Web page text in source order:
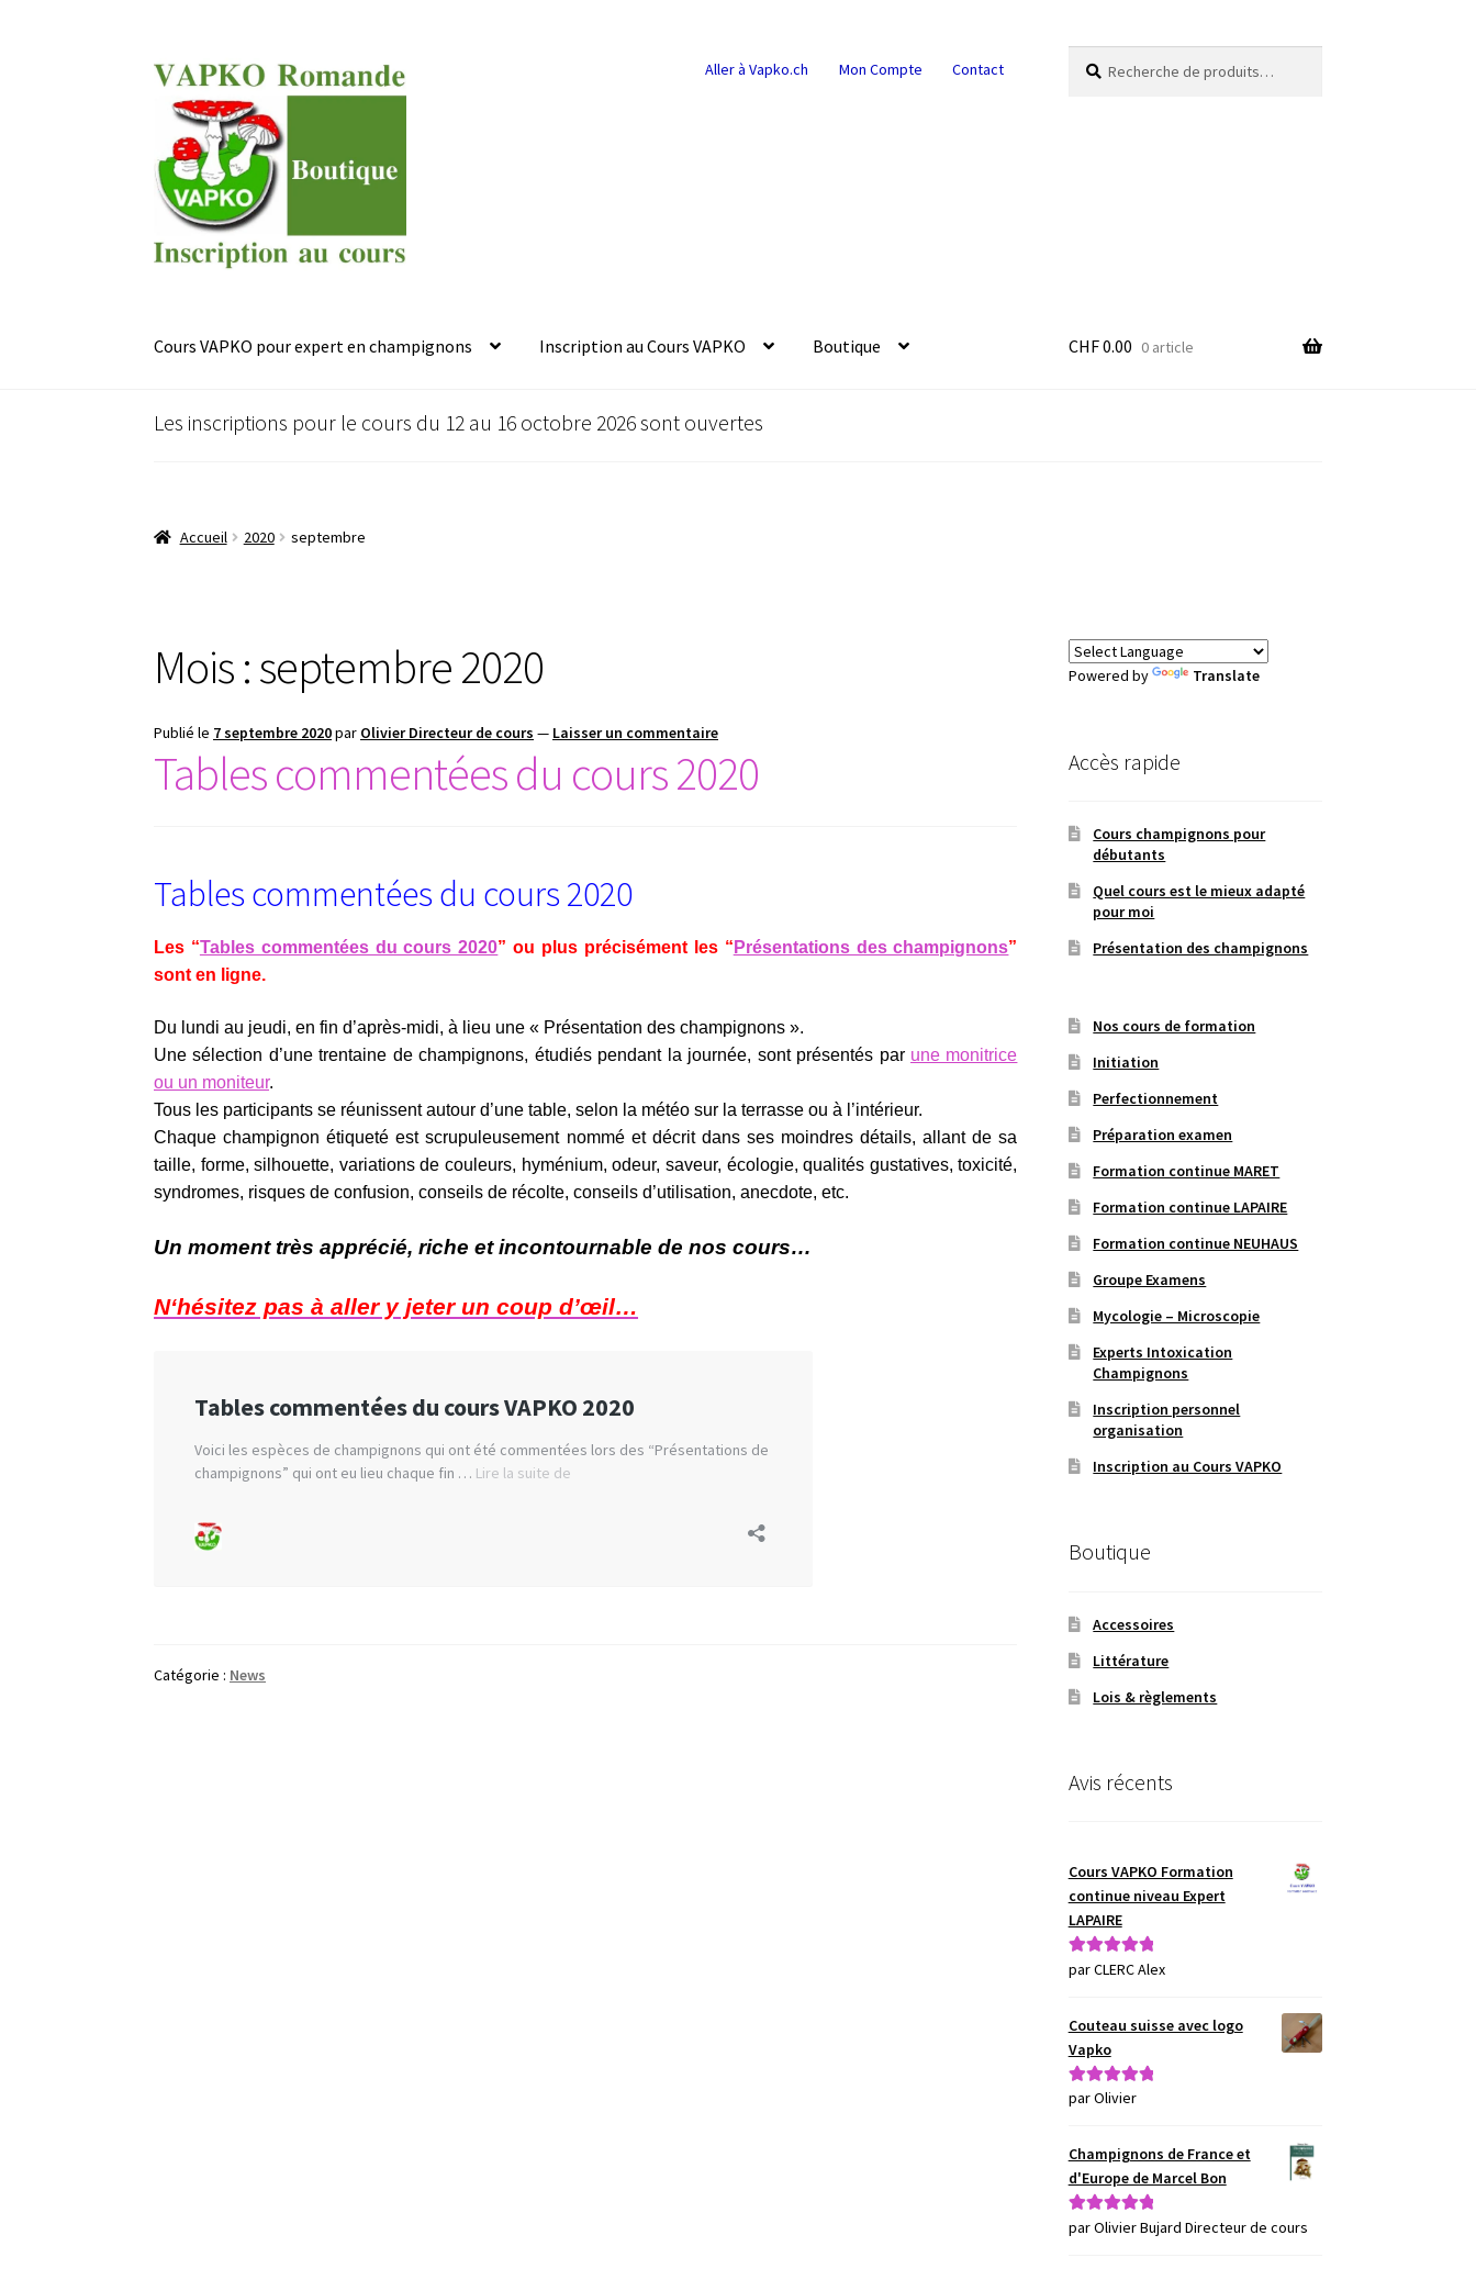
à
navigation
au
contenu
Aller à Vapko.ch Mon Compte Contact
pour :
Cours VAPKO pour expert en champignons Inscription au Cours VAPKO Boutique CHF0.00 0 article
Les inscriptions pour le cours du 12 au 16 octobre 2026 sont ouvertes
Accueil 2020 septembre
Mois :septembre 2020
Publié le 7 septembre 2020par Olivier Directeur de cours — Laisser un commentaire
Tables commentées du cours 2020
Tables commentées du cours 2020
Les “Tables commentées du cours 2020” ou plus précisément les “ Présentations des champignons”
sont en ligne.
Du lundi au jeudi, en fin d’après-midi, à lieu une « Présentation des champignons ».
Une sélection d’une trentaine de champignons, étudiés pendant la journée, sont présentés par une monitrice
ou un moniteur.
Tous les participants se réunissent autour d’une table, selon la météo sur la terrasse ou à l’intérieur.
Chaque champignon étiqueté est scrupuleusement nommé et décrit dans ses moindres détails, allant de sa
taille, forme, silhouette, variations de couleurs, hyménium, odeur, saveur, écologie, qualités gustatives, toxicité,
syndromes, risques de confusion, conseils de récolte, conseils d’utilisation, anecdote, etc.
Un moment très apprécié, riche et incontournable de nos cours…
N‘hésitez pas à aller y jeter un coupd’œil…
Catégorie : News
Powered by Translate
Accès rapide
Cours champignons pour
débutants
Quel cours est le mieux adapté
pour moi
Présentation des champignons
Nos cours de formation
Initiation
Perfectionnement
Préparation examen
Formation continue MARET
Formation continue LAPAIRE
Formation continue NEUHAUS
Groupe Examens
Mycologie – Microscopie
Experts Intoxication
Champignons
Inscription personnel
organisation
Inscription au Cours VAPKO
Boutique
Accessoires
Littérature
Lois & règlements
Avis récents
Cours VAPKO Formation
continue niveau Expert
LAPAIRE
Note5sur 5
par CLERC Alex
Couteau suisse avec logo
Vapko
Note5sur 5
par Olivier
Champignons de France et
d'Europe de Marcel Bon
Note5sur 5
par Olivier Bujard Directeur de cours